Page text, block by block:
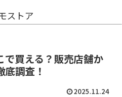
ストア
で買える？販売店舗か
調査！
2025.11.24